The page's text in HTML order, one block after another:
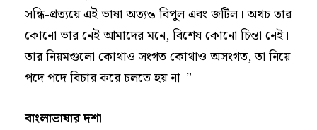
সন্ধি-প্রত্যয়ে এই ভাষা অত্যন্ত বিপুল এবং জটিল। অথচ তার
কোনো ভার নেই আমাদের মনে, বিশেষ কোনো চিন্তা নেই।
তার নিয়মগুলো কোথাও সংগত কোথাও অসংগত, তা নিয়ে
পদে পদে বিচার করে চলতে হয় না।”
বাংলাভাষার দশা